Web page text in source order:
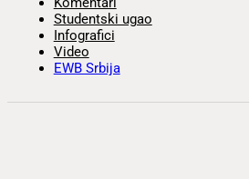
Studentski ugao
Infografici
Video
EWB Srbija